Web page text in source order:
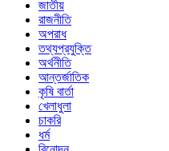
জাতীয়
রাজনীতি
অপরাধ
তথ্যপ্রযুক্তি
অর্থনীতি
আন্তর্জাতিক
কৃষি বার্তা
খেলাধুলা
চাকরি
ধর্ম